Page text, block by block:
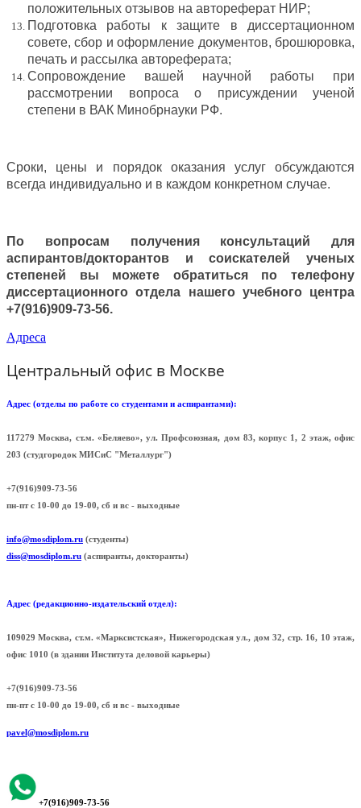
положительных отзывов на автореферат НИР;
Подготовка работы к защите в диссертационном
совете, сбор и оформление документов, брошюровка,
печать и рассылка автореферата;
Сопровождение вашей научной работы при
рассмотрении вопроса о присуждении ученой
степени в ВАК Минобрнауки РФ.
Сроки, цены и порядок оказания услуг обсуждаются
всегда индивидуально и в каждом конкретном случае.
По вопросам получения консультаций для
аспирантов/докторантов и соискателей ученых
степеней вы можете обратиться по телефону
диссертационного отдела нашего учебного центра
+7(916)909-73-56.
Адреса
Центральный офис в Москве
Адрес (отделы по работе со студентами и аспирантами):
117279 Москва, ст.м. «Беляево», ул. Профсоюзная, дом 83, корпус 1, 2 этаж, офис
203 (cтудгородок МИСиС "Металлург")
+7(916)909-73-56
пн-пт с 10-00 до 19-00, сб и вс - выходные
info@mosdiplom.ru (студенты)
diss@mosdiplom.ru (аспиранты, докторанты)
Адрес (редакционно-издательский отдел):
109029 Москва, ст.м. «Марксистская», Нижегородская ул., дом 32, стр. 16, 10 этаж,
офис 1010 (в здании Института деловой карьеры)
+7(916)909-73-56
пн-пт с 10-00 до 19-00, сб и вс - выходные
pavel@mosdiplom.ru
+7(916)909-73-56